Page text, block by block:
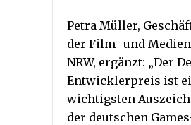
Petra Müller,
der Film- und
NRW, ergänzt: „Der
Entwicklerpreis ist
wichtigsten
der deutschen